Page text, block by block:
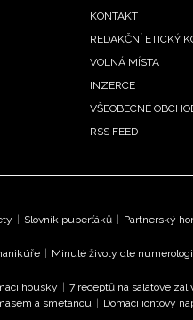
menu
KONTAKT
REDAKČNÍ ETICKÝ
VOLNÁ MÍSTA
INZERCE
VŠEOBECNÉ
RSS FEED
| Slovník puberťáků | Partnerský
| Minulé životy dle
housky | 7 receptů na salátové
a smetanou | Domácí iontový